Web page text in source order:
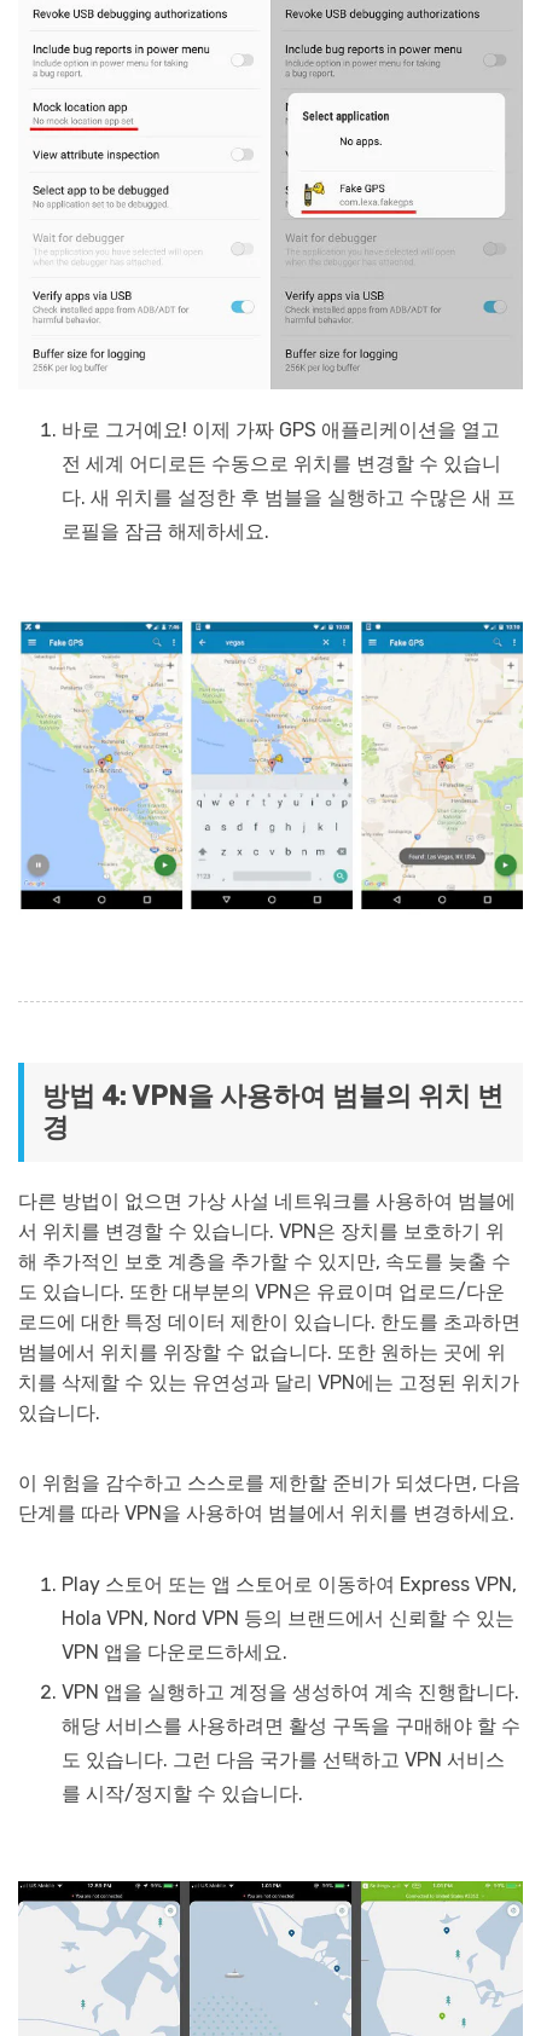
바로 그거예요! 이제 가짜 GPS 애플리케이션을 열고
전 세계 어디로든 수동으로 위치를 변경할 수 있습니
다. 새 위치를 설정한 후 범블을 실행하고 수많은 새 프
로필을 잠금 해제하세요.
방법 4: VPN을 사용하여 범블의 위치 변
경
다른 방법이 없으면 가상 사설 네트워크를 사용하여 범블에
서 위치를 변경할 수 있습니다. VPN은 장치를 보호하기 위
해 추가적인 보호 계층을 추가할 수 있지만, 속도를 늦출 수
도 있습니다. 또한 대부분의 VPN은 유료이며 업로드/다운
로드에 대한 특정 데이터 제한이 있습니다. 한도를 초과하면
범블에서 위치를 위장할 수 없습니다. 또한 원하는 곳에 위
치를 삭제할 수 있는 유연성과 달리 VPN에는 고정된 위치가
있습니다.
이 위험을 감수하고 스스로를 제한할 준비가 되셨다면, 다음
단계를 따라 VPN을 사용하여 범블에서 위치를 변경하세요.
Play 스토어 또는 앱 스토어로 이동하여 Express VPN,
Hola VPN, Nord VPN 등의 브랜드에서 신뢰할 수 있는
VPN 앱을 다운로드하세요.
VPN 앱을 실행하고 계정을 생성하여 계속 진행합니다.
해당 서비스를 사용하려면 활성 구독을 구매해야 할 수
도 있습니다. 그런 다음 국가를 선택하고 VPN 서비스
를 시작/정지할 수 있습니다.